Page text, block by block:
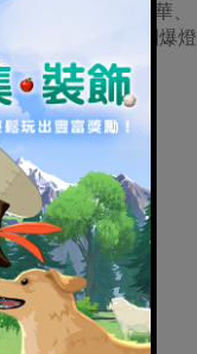
年更擊敗黃子華、
除了Cosplay型到爆燈